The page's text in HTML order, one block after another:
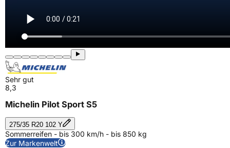
Sehr gut
8,3
Michelin Pilot Sport S5
275/35 R20 102 Y
Sommerreifen - bis 300 km/h - bis 850 kg
Zur Markenwelt